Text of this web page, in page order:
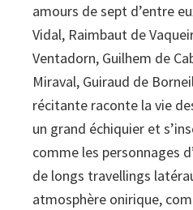
amours de sept d’entre
Vidal, Raimbaut de
Ventadorn, Guilhem de
Miraval, Guiraud de
récitante raconte la vie
un grand échiquier et
comme les personnages
de longs travellings
atmosphère onirique,